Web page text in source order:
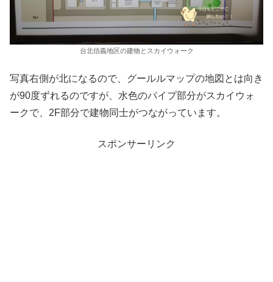
台北信義地区の建物とスカイウォーク
写真右側が北になるので、グールルマップの地図とは向き
が90度ずれるのですが、水色のパイプ部分がスカイウォ
ークで、2F部分で建物同士がつながっています。
スポンサーリンク